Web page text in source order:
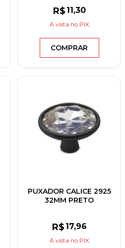
R$ 11,30
À vista no PIX
COMPRAR
PUXADOR CALICE 2925
32MM PRETO
R$ 17,96
À vista no PIX